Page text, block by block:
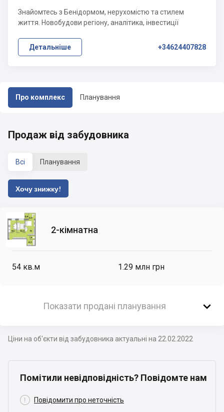
Про комплекс Планування
Знайомтесь з Бенідормом, нерухомістю та стилем
життя. Новобудови регіону, аналітика, інвестиції
Детальніше +34624407828
Продаж від забудовника
Всі Планування
Хочу знижку!
2-кімнатна
54 кв.м 1.29 млн грн
Показати продані планування 
Ціни на об'єкти від забудовника актуальні на 22.02.2022
Помітили невідповідність? Повідомте нам
 Повідомити про неточність